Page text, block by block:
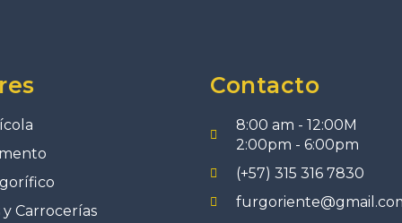
Carrocerías
Contacto
8:00 am - 12:00M
2:00pm - 6:00pm
(+57) 315 316 7830